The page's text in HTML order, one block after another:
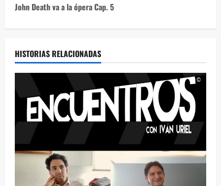
John Death va a la ópera Cap. 5
HISTORIAS RELACIONADAS